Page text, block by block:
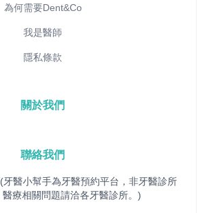
為何需要Dent&Co
我是醫師
隱私條款
關於我們
聯絡我們
(牙醫小幫手為牙醫預約平台，非牙醫診所
療相關問題請洽各牙醫診所。)